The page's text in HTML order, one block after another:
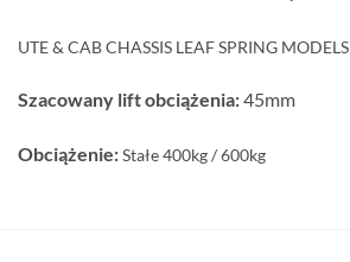
UTE & CAB CHASSIS LEAF SPRING MODELS
Szacowany lift obciążenia:45mm
Obciążenie:Stałe 400kg / 600kg